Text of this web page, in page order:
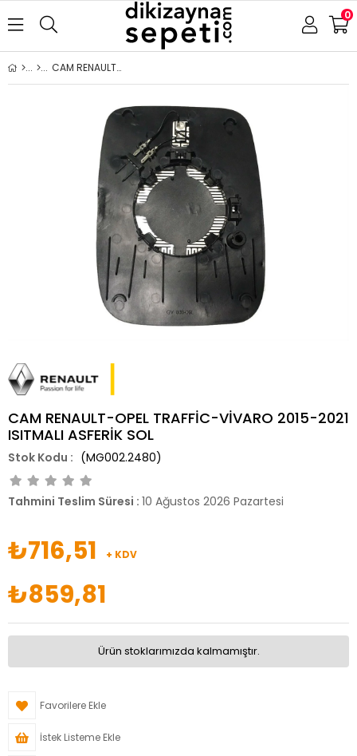
0
CAM RENAULT-OPEL TRAFFİC-VİVARO 2015-2021 ISITMALI ASFERİK SOL
CAM RENAULT-OPEL TRAFFİC-VİVARO 2015-2021
ISITMALI ASFERİK SOL
(MG002.2480)
Tahmini Teslim Süresi : 10 Ağustos 2026 Pazartesi
₺716,51 + KDV
₺859,81
Ürün stoklarımızda kalmamıştır.
Favorilere Ekle
İstek Listeme Ekle